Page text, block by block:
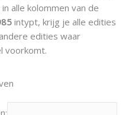
alle kolommen van de
intypt, krijg je alle edities
edities waar
voorkomt.